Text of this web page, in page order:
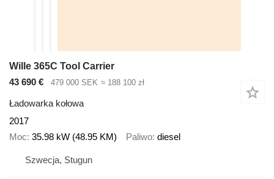
Wille 365C Tool Carrier
43 690 €
479 000 SEK ≈ 188 100 zł
Ładowarka kołowa
2017
Moc 35.98 kW (48.95 KM) Paliwo diesel
Szwecja, Stugun